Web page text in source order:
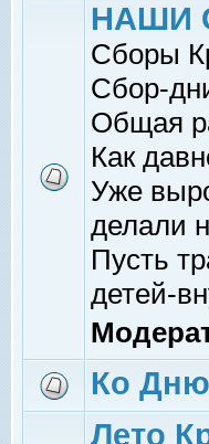
НАШИ
Сборы
Сбор-
Общая
Как
Уже
делали
Пусть
детей-
Ко
Лето